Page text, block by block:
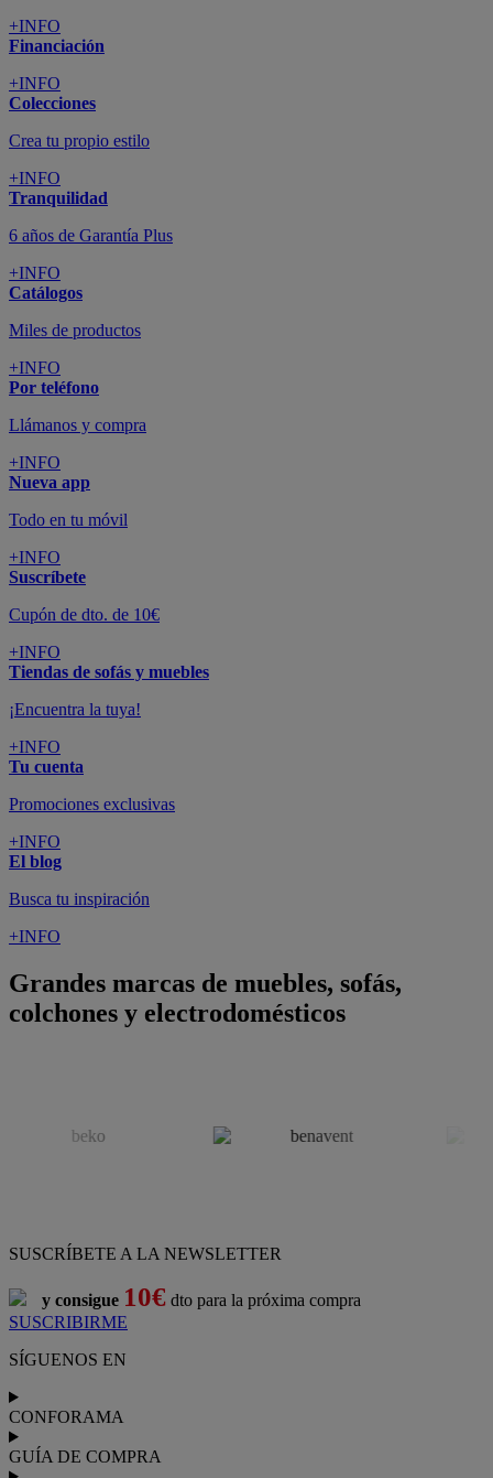
+INFO
Financiación
+INFO
Colecciones
Crea tu propio estilo
+INFO
Tranquilidad
6 años de Garantía Plus
+INFO
Catálogos
Miles de productos
+INFO
Por teléfono
Llámanos y compra
+INFO
Nueva app
Todo en tu móvil
+INFO
Suscríbete
Cupón de dto. de 10€
+INFO
Tiendas de sofás y muebles
¡Encuentra la tuya!
+INFO
Tu cuenta
Promociones exclusivas
+INFO
El blog
Busca tu inspiración
+INFO
Grandes marcas de muebles, sofás,
colchones y electrodomésticos
SUSCRÍBETE A LA NEWSLETTER
y consigue 10€ dto para la próxima compra
SUSCRIBIRME
SÍGUENOS EN
CONFORAMA
GUÍA DE COMPRA